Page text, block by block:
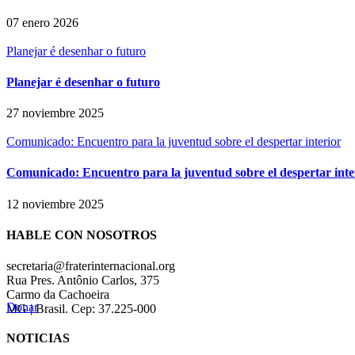
07 enero 2026
Planejar é desenhar o futuro
Planejar é desenhar o futuro
27 noviembre 2025
Comunicado: Encuentro para la juventud sobre el despertar interior
Comunicado: Encuentro para la juventud sobre el despertar
12 noviembre 2025
HABLE CON NOSOTROS
secretaria@fraterinternacional.org
Rua Pres. Antônio Carlos, 375
Carmo da Cachoeira
MG | Brasil. Cep: 37.225-000
Donar
NOTICIAS